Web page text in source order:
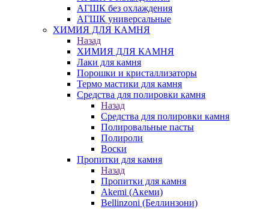
АГШК без охлаждения
АГШК универсальные
ХИМИЯ ДЛЯ КАМНЯ
Назад
ХИМИЯ ДЛЯ КАМНЯ
Лаки для камня
Порошки и кристаллизаторы
Термо мастики для камня
Средства для полировки камня
Назад
Средства для полировки камня
Полировальные пасты
Полироли
Воски
Пропитки для камня
Назад
Пропитки для камня
Akemi (Акеми)
Bellinzoni (Беллинзони)